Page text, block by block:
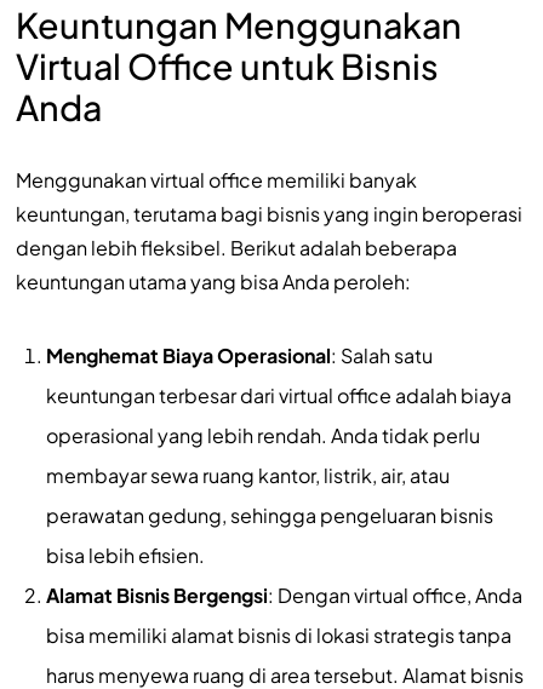
Keuntungan Menggunakan
Virtual Office untuk Bisnis
Anda
Menggunakan virtual office memiliki banyak
keuntungan, terutama bagi bisnis yang ingin beroperasi
dengan lebih fleksibel. Berikut adalah beberapa
keuntungan utama yang bisa Anda peroleh:
Menghemat Biaya Operasional: Salah satu
keuntungan terbesar dari virtual office adalah biaya
operasional yang lebih rendah. Anda tidak perlu
membayar sewa ruang kantor, listrik, air, atau
perawatan gedung, sehingga pengeluaran bisnis
bisa lebih efisien.
Alamat Bisnis Bergengsi: Dengan virtual office, Anda
bisa memiliki alamat bisnis di lokasi strategis tanpa
harus menyewa ruang di area tersebut. Alamat bisnis